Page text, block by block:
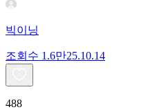
빅이닝
조회수 1.6만25.10.14
488